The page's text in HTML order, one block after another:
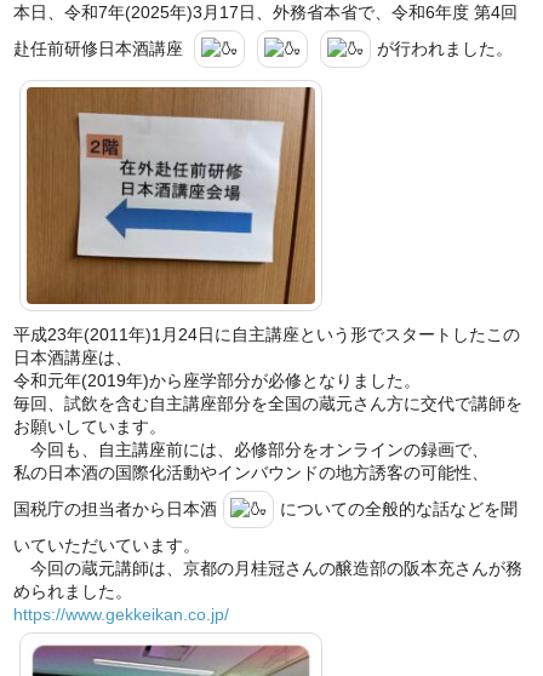
本日、令和7年(2025年)3月17日、外務省本省で、令和6年度 第4回
赴任前研修日本酒講座
が行われました。
平成23年(2011年)1月24日に自主講座という形でスタートしたこの
日本酒講座は、
令和元年(2019年)から座学部分が必修となりました。
毎回、試飲を含む自主講座部分を全国の蔵元さん方に交代で講師を
お願いしています。
今回も、自主講座前には、必修部分をオンラインの録画で、
私の日本酒の国際化活動やインバウンドの地方誘客の可能性、
国税庁の担当者から日本酒
についての全般的な話などを聞
いていただいています。
今回の蔵元講師は、京都の月桂冠さんの醸造部の阪本充さんが務
められました。
https://www.gekkeikan.co.jp/